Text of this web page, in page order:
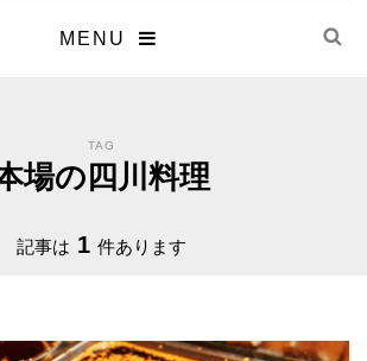
MENU
TAG
場の四川料理
記事は 1 件あります